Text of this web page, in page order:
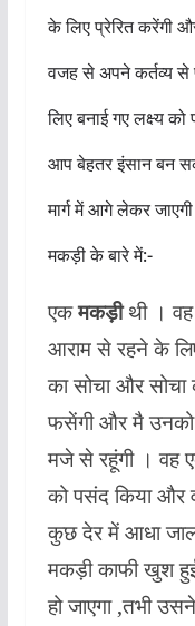
के लिए प्रेरित करेंगी
वजह से अपने कर्तव्य से
लिए बनाई गए लक्ष्य
आप बेहतर इंसान बन
मार्ग में आगे लेकर
मकड़ी के बारे में:-
एकमकड़ीथी । वह
आराम से रहने के
का सोचा और
फसेंगी और मै
मजे से रहूंगी ।
को पसंद किया और
कुछ देर में आधा
मकड़ी काफी खुश हुई
हो जाएगा ,तभी